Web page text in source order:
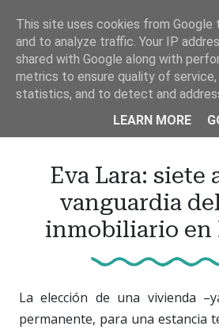
contenido
principal
Eva Lara: siete
vanguardia
inmobiliario
La elección de una vivienda
permanente, para una estancia
This site uses cookies from
and to analyze traffic. Your IP
shared with Google along with
metrics to ensure quality of service,
statistics, and to detect and
LEARN MORE